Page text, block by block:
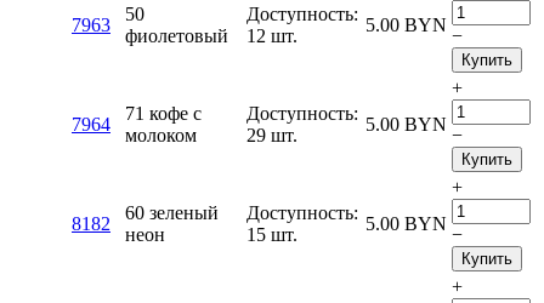
7963
50
фиолетовый
Доступность:
12 шт.
5.00 BYN
−
Купить
7964
71 кофе с
молоком
Доступность:
29 шт.
5.00 BYN
+
−
Купить
8182
60 зеленый
неон
Доступность:
15 шт.
5.00 BYN
+
−
Купить
+